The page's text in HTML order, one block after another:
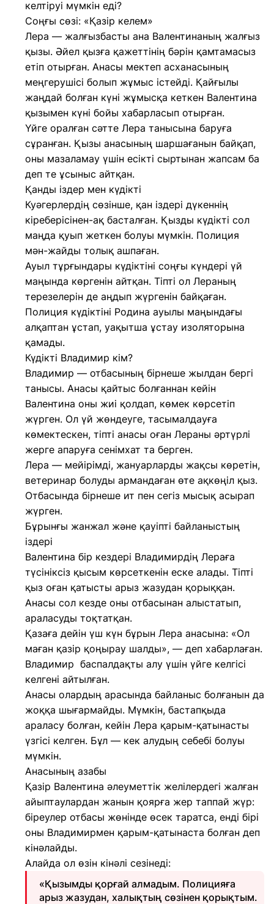
келтіруі мүмкін еді?
Соңғы сөзі: «Қазір келем»
Лера — жалғызбасты ана Валентинаның жалғыз
қызы. Әйел қызға қажеттінің бәрін қамтамасыз
етіп отырған. Анасы мектеп асханасының
меңгерушісі болып жұмыс істейді. Қайғылы
жаңдай болған күні жұмысқа кеткен Валентина
қызымен күні бойы хабарласып отырған.
Үйге оралған сәтте Лера танысына баруға
сұранған. Қызы анасының шаршағанын байқап,
оны мазаламау үшін есікті сыртынан жапсам ба
деп те ұсыныс айтқан.
Қанды іздер мен күдікті
Куәгерлердің сөзінше, қан іздері дүкеннің
кіреберісінен-ақ басталған. Қызды күдікті сол
маңда қуып жеткен болуы мүмкін. Полиция
мән-жайды толық ашпаған.
Ауыл тұрғындары күдіктіні соңғы күндері үй
маңында көргенін айтқан. Тіпті ол Лераның
терезелерін де аңдып жүргенін байқаған.
Полиция күдіктіні Родина ауылы маңындағы
алқаптан ұстап, уақытша ұстау изоляторына
қамады.
Күдікті Владимир кім?
Владимир — отбасының бірнеше жылдан бергі
танысы. Анасы қайтыс болғаннан кейін
Валентина оны жиі қолдап, көмек көрсетіп
жүрген. Ол үй жөндеуге, тасымалдауға
көмектескен, тіпті анасы оған Лераны әртүрлі
жерге апаруға сенімхат та берген.
Лера — мейірімді, жануарларды жақсы көретін,
ветеринар болуды армандаған өте ақкөңіл қыз.
Отбасында бірнеше ит пен сегіз мысық асырап
жүрген.
Бұрынғы жанжал және қауіпті байланыстың
іздері
Валентина бір кездері Владимирдің Лераға
түсініксіз қысым көрсеткенін еске алады. Тіпті
қыз оған қатысты арыз жазудан қорыққан.
Анасы сол кезде оны отбасынан алыстатып,
араласуды тоқтатқан.
Қазаға дейін үш күн бұрын Лера анасына: «Ол
маған қазір қоңырау шалды», — деп хабарлаған.
Владимир баспалдақты алу үшін үйге келгісі
келгені айтылған.
Анасы олардың арасында байланыс болғанын да
жоққа шығармайды. Мүмкін, бастапқыда
араласу болған, кейін Лера қарым-қатынасты
үзгісі келген. Бұл — кек алудың себебі болуы
мүмкін.
Анасының азабы
Қазір Валентина әлеуметтік желілердегі жалған
айыптаулардан жанын қоярға жер таппай жүр:
біреулер отбасы жөнінде өсек таратса, енді бірі
оны Владимирмен қарым-қатынаста болған деп
кінәлайды.
Алайда ол өзін кінәлі сезінеді:
«Қызымды қорғай алмадым. Полицияға
арыз жазудан, халықтың сөзінен қорықтым.